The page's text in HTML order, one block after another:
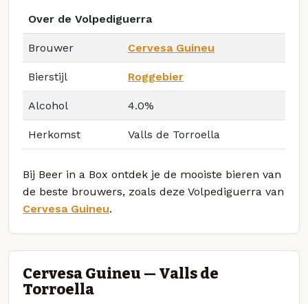
Over de Volpediguerra
Brouwer Cervesa Guineu
Bierstijl Roggebier
Alcohol 4.0%
Herkomst Valls de Torroella
Bij Beer in a Box ontdek je de mooiste bieren van
de beste brouwers, zoals deze Volpediguerra van
Cervesa Guineu.
Cervesa Guineu — Valls de
Torroella